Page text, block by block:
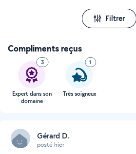
Filtrer
Compliments reçus
3
Expert dans son
domaine
1
Très soigneux
Gérard D.
posté hier